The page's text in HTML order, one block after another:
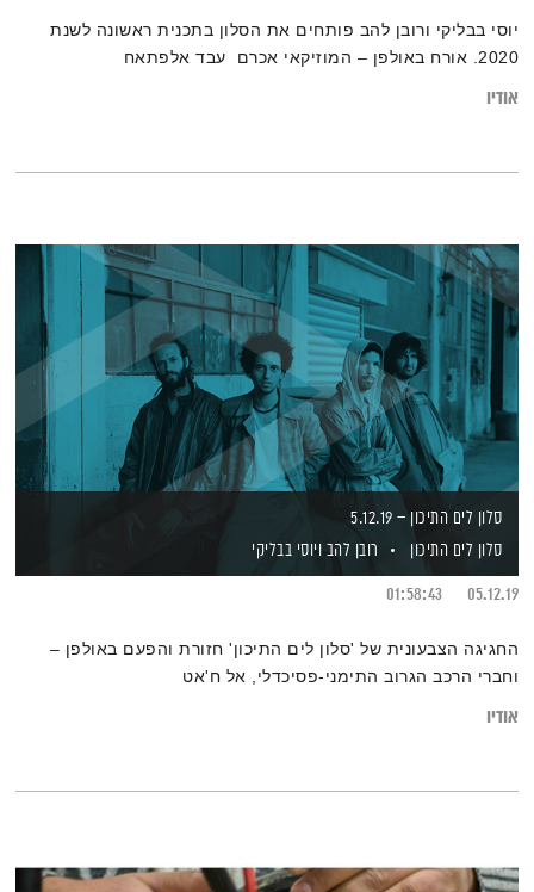
יוסי בבליקי ורובן להב פותחים את הסלון בתכנית ראשונה לשנת
2020. אורח באולפן – המוזיקאי אכרם עבד אלפתאח
אודיו
סלון לים התיכון – 5.12.19
סלון לים התיכון
רובן להב ויוסי בבליקי
05.12.19
01:58:43
החגיגה הצבעונית של 'סלון לים התיכון' חזורת והפעם באולפן –
וחברי הרכב הגרוב התימני-פסיכדלי, אל ח'אט
אודיו